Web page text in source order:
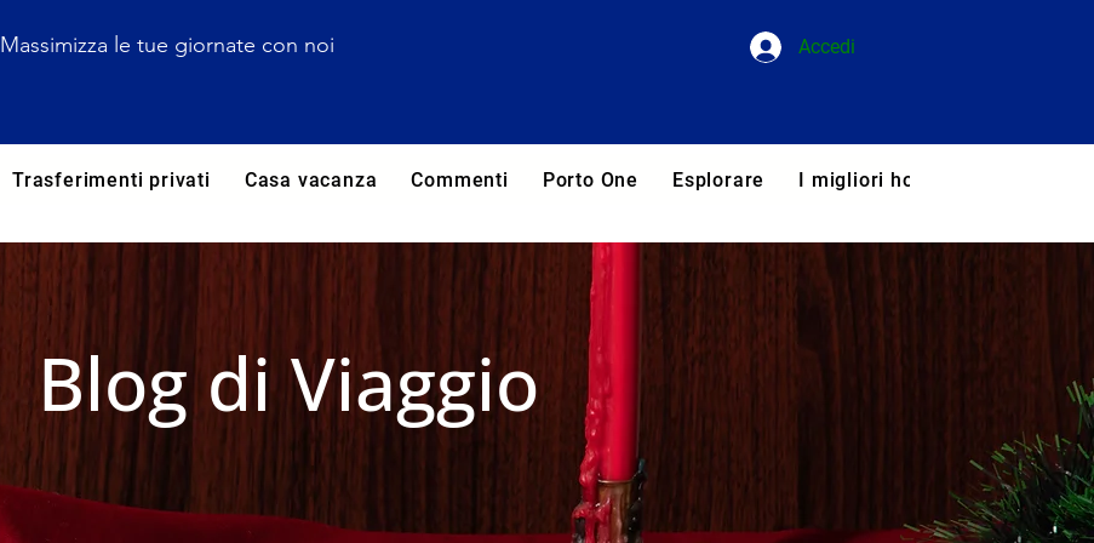
Massimizza le tue giornate con noi Accedi
Trasferimenti privati Casa vacanza Commenti Porto One Esplorare I migliori hotel del Portogallo
Blog di Viaggio